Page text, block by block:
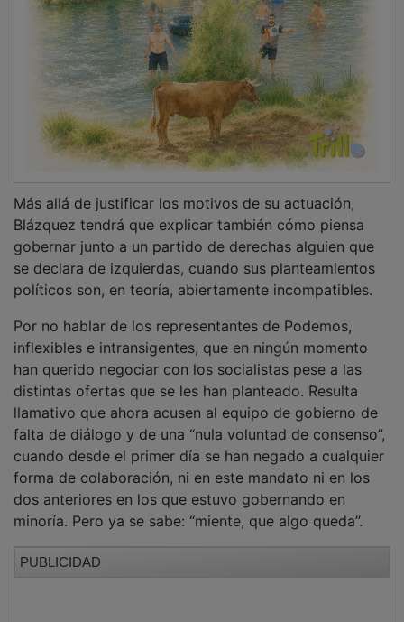
llamativo que ahora acusen al equipo de gobierno de
falta de diálogo y de una “nula voluntad de consenso”,
cuando desde el primer día se han negado a cualquier
forma de colaboración, ni en este mandato ni en los
dos anteriores en los que estuvo gobernando en
minoría. Pero ya se sabe: “miente, que algo queda”.